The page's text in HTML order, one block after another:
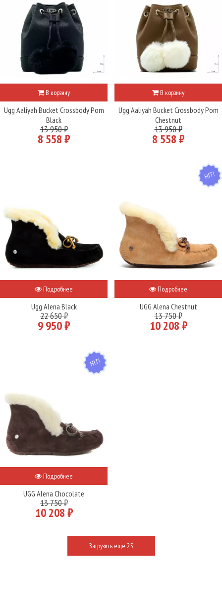
В корзину
Ugg Aaliyah Bucket Crossbody Pom
Black
13 950 ₽
8 558 ₽
В корзину
Ugg Aaliyah Bucket Crossbody Pom
Chestnut
13 950 ₽
8 558 ₽
Подробнее
Ugg Alena Black
22 650 ₽
9 950 ₽
HIT
Подробнее
UGG Alena Chestnut
13 750 ₽
10 208 ₽
HIT
Подробнее
UGG Alena Chocolate
13 750 ₽
10 208 ₽
Загрузить еще 25